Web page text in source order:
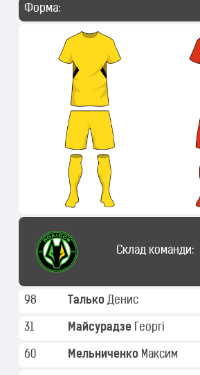
Форма:
Склад команди:
98 Талько Денис
31 Майсурадзе Георгі
60 Мельниченко Максим